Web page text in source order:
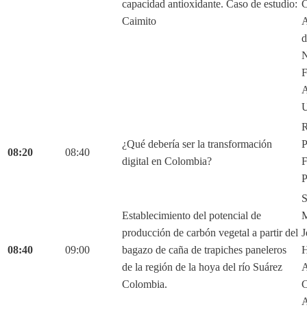
capacidad antioxidante. Caso de estudio:
Caimito
08:20 08:40
¿Qué debería ser la transformación
digital en Colombia?
08:40 09:00
Establecimiento del potencial de
producción de carbón vegetal a partir del
bagazo de caña de trapiches paneleros
de la región de la hoya del río Suárez
Colombia.